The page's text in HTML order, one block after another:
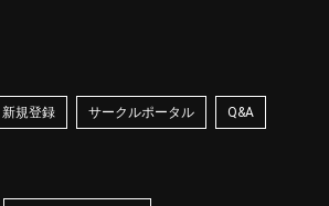
新規登録 サークルポータル Q&A